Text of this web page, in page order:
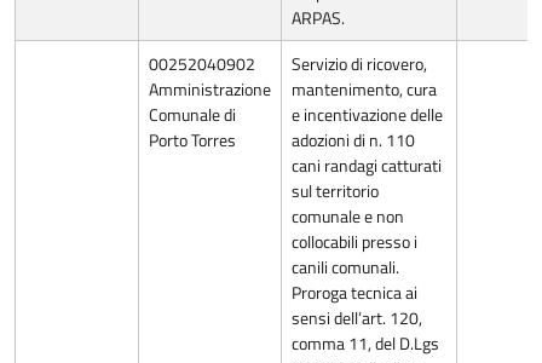
ARPAS.
00252040902
Amministrazione
Comunale di
Porto Torres
Servizio di ricovero,
mantenimento, cura
e incentivazione delle
adozioni di n. 110
cani randagi catturati
sul territorio
comunale e non
collocabili presso i
canili comunali.
Proroga tecnica ai
sensi dell’art. 120,
comma 11, del D.Lgs